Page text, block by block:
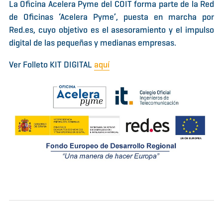
La Oficina Acelera Pyme del COIT forma parte de la Red
de Oficinas ‘Acelera Pyme’, puesta en marcha por
Red.es, cuyo objetivo es el asesoramiento y el impulso
digital de las pequeñas y medianas empresas.
Ver Folleto KIT DIGITAL aquí